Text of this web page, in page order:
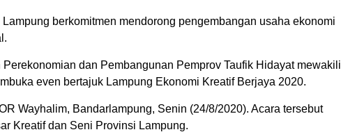
berkomitmen mendorong pengembangan usaha ekonomi
dan Pembangunan Pemprov Taufik Hidayat mewakili
even bertajuk Lampung Ekonomi Kreatif Berjaya 2020.
Wayhalim, Bandarlampung, Senin (24/8/2020). Acara tersebut
Kreatif dan Seni Provinsi Lampung.